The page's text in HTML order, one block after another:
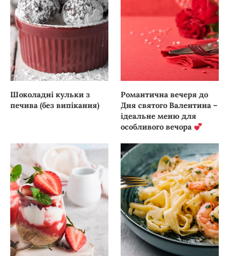
Шоколадні кульки з
печива (без випікання)
Романтична вечеря до
Дня святого Валентина –
ідеальне меню для
особливого вечора